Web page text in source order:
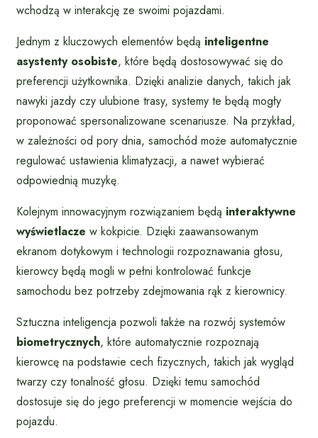
wchodzą w interakcję ze swoimi pojazdami.
Jednym z kluczowych elementów będą inteligentne
asystenty osobiste, które będą dostosowywać się do
preferencji użytkownika. Dzięki analizie danych, takich jak
nawyki jazdy czy ulubione trasy, systemy te będą mogły
proponować spersonalizowane scenariusze. Na przykład,
w zależności od pory dnia, samochód może automatycznie
regulować ustawienia klimatyzacji, a nawet wybierać
odpowiednią muzykę.
Kolejnym innowacyjnym rozwiązaniem będą interaktywne
wyświetlacze w kokpicie. Dzięki zaawansowanym
ekranom dotykowym i technologii rozpoznawania głosu,
kierowcy będą mogli w pełni kontrolować funkcje
samochodu bez potrzeby zdejmowania rąk z kierownicy.
Sztuczna inteligencja pozwoli także na rozwój systemów
biometrycznych, które automatycznie rozpoznają
kierowcę na podstawie cech fizycznych, takich jak wygląd
twarzy czy tonalność głosu. Dzięki temu samochód
dostosuje się do jego preferencji w momencie wejścia do
pojazdu.